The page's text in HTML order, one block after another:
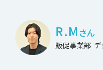
R.M さん
販促事業部